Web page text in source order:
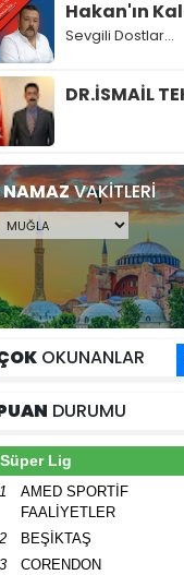
Hakan'ın
Sevgili Dostlar...
DR.İSMAİL
NAMAZVAKİTLERİ
OKUNANLAR
DURUMU
Süper Lig
1
AMED SPORTİF
FAALİYETLER
2 BEŞİKTAŞ
3
CORENDON